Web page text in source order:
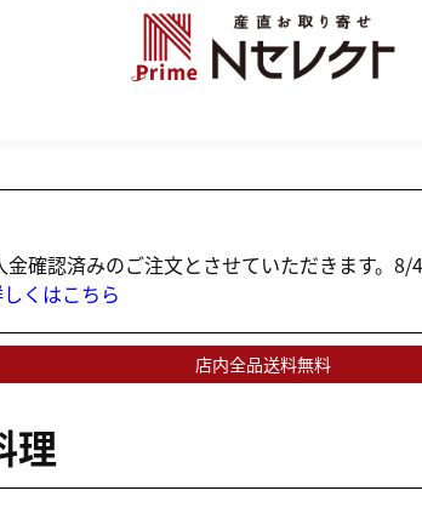
確認済みのご注文とさせていただきます。
くはこちら
店内全品送料無料
理